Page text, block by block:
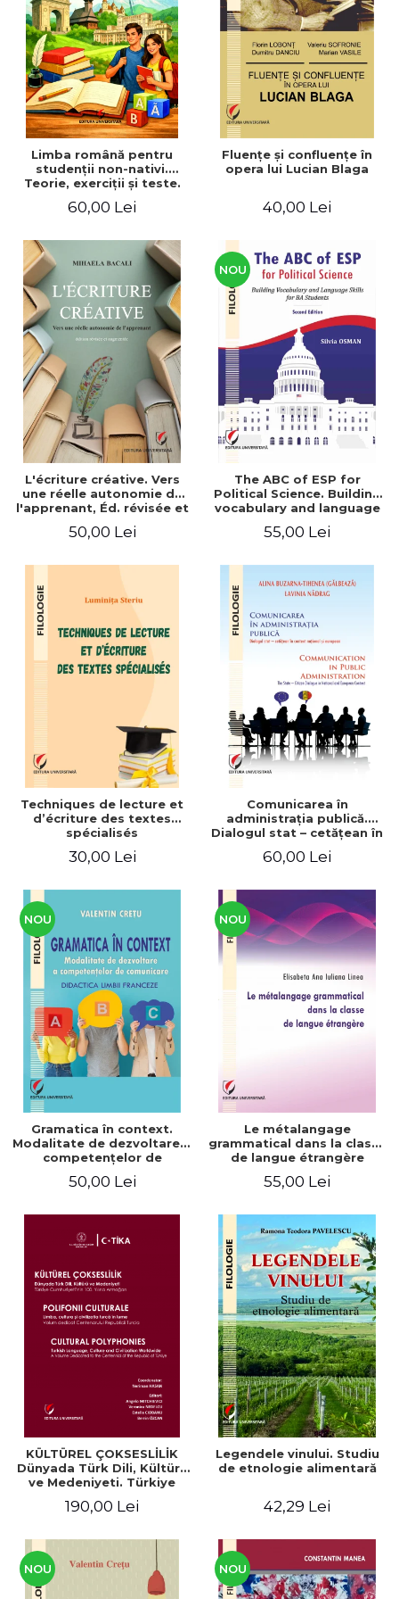
ADMINISTRATIVE
ȘTIINȚE ECONOMICE
ȘTIINȚE EXACTE
EDUCAȚIE FIZICĂ ȘI SPORT
PREUNIVERSITARIA
TIMP LIBER
ÎN CURS DE APARIȚIE
NOUTĂȚI
PACHETE DE STUDIU
ULTIMELE EXEMPLARE
Cum Cumpăr
Livrare
Politica de Retur
Formular de Retur
Distribuitori
Limba română pentru
studenţii non-nativi.
Teorie, exerciţii şi teste.
60,00 Lei
Fluenţe şi confluenţe în
opera lui Lucian Blaga
40,00 Lei
L'écriture créative. Vers
une réelle autonomie de
l'apprenant, Éd. révisée et
50,00 Lei
NOU
The ABC of ESP for
Political Science. Building
vocabulary and language
55,00 Lei
Techniques de lecture et
d’écriture des textes
spécialisés
30,00 Lei
Comunicarea în
administraţia publică.
Dialogul stat – cetăţean în
european / Communication
The state-citizen dialogue
in national and European
context
60,00 Lei
NOU
Gramatica în context.
Modalitate de dezvoltare a
competenţelor de
limbii franceze
50,00 Lei
NOU
Le métalangage
grammatical dans la classe
de langue étrangère
55,00 Lei
KÜLTÜREL ÇOKSESLİLİK
Dünyada Türk Dili, Kültürü
ve Medeniyeti. Türkiye
Armağan/ POLIFONII
și civilizația turcă în lume.
Centenarului
190,00 Lei
Legendele vinului. Studiu
de etnologie alimentară
42,29 Lei
NOU NOU